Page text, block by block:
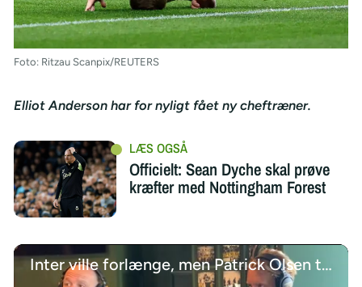
Foto: Ritzau Scanpix/REUTERS
Elliot Anderson har for nyligt fået ny cheftræner.
Officielt: Sean Dyche skal prøve
kræfter med Nottingham Forest
Inter ville forlænge, men Patrick Olsen tøvede og sagde nej